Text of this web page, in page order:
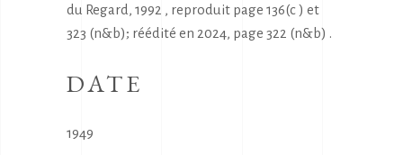
du Regard, 1992 , reproduit page 136(c ) et
323 (n&b); réédité en 2024, page 322 (n&b) .
DATE
1949